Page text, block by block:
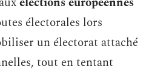
électorales lors
un électorat attaché
tout en tentant